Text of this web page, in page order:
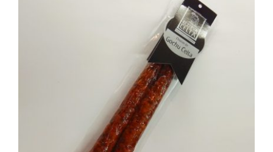
AÑADIR AL CARRITO